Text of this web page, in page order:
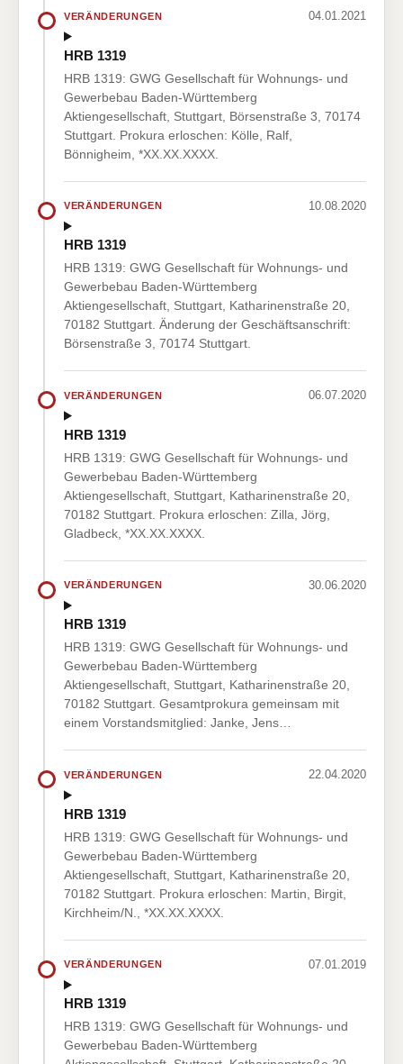
VERÄNDERUNGEN 04.01.2021
HRB 1319
HRB 1319: GWG Gesellschaft für Wohnungs- und
Gewerbebau Baden-Württemberg
Aktiengesellschaft, Stuttgart, Börsenstraße 3, 70174
Stuttgart. Prokura erloschen: Kölle, Ralf,
Bönnigheim, *XX.XX.XXXX.
VERÄNDERUNGEN 10.08.2020
HRB 1319
HRB 1319: GWG Gesellschaft für Wohnungs- und
Gewerbebau Baden-Württemberg
Aktiengesellschaft, Stuttgart, Katharinenstraße 20,
70182 Stuttgart. Änderung der Geschäftsanschrift:
Börsenstraße 3, 70174 Stuttgart.
VERÄNDERUNGEN 06.07.2020
HRB 1319
HRB 1319: GWG Gesellschaft für Wohnungs- und
Gewerbebau Baden-Württemberg
Aktiengesellschaft, Stuttgart, Katharinenstraße 20,
70182 Stuttgart. Prokura erloschen: Zilla, Jörg,
Gladbeck, *XX.XX.XXXX.
VERÄNDERUNGEN 30.06.2020
HRB 1319
HRB 1319: GWG Gesellschaft für Wohnungs- und
Gewerbebau Baden-Württemberg
Aktiengesellschaft, Stuttgart, Katharinenstraße 20,
70182 Stuttgart. Gesamtprokura gemeinsam mit
einem Vorstandsmitglied: Janke, Jens…
VERÄNDERUNGEN 22.04.2020
HRB 1319
HRB 1319: GWG Gesellschaft für Wohnungs- und
Gewerbebau Baden-Württemberg
Aktiengesellschaft, Stuttgart, Katharinenstraße 20,
70182 Stuttgart. Prokura erloschen: Martin, Birgit,
Kirchheim/N., *XX.XX.XXXX.
VERÄNDERUNGEN 07.01.2019
HRB 1319
HRB 1319: GWG Gesellschaft für Wohnungs- und
Gewerbebau Baden-Württemberg